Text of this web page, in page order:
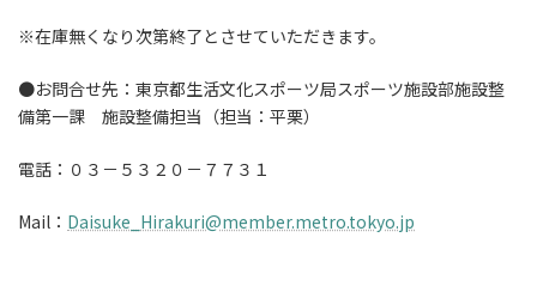
※在庫無くなり次第終了とさせていただきます。
●お問合せ先：東京都生活文化スポーツ局スポーツ施設部施設整
備第一課 施設整備担当（担当：平栗）
電話：０３－５３２０－７７３１
Mail： Daisuke_Hirakuri@member.metro.tokyo.jp